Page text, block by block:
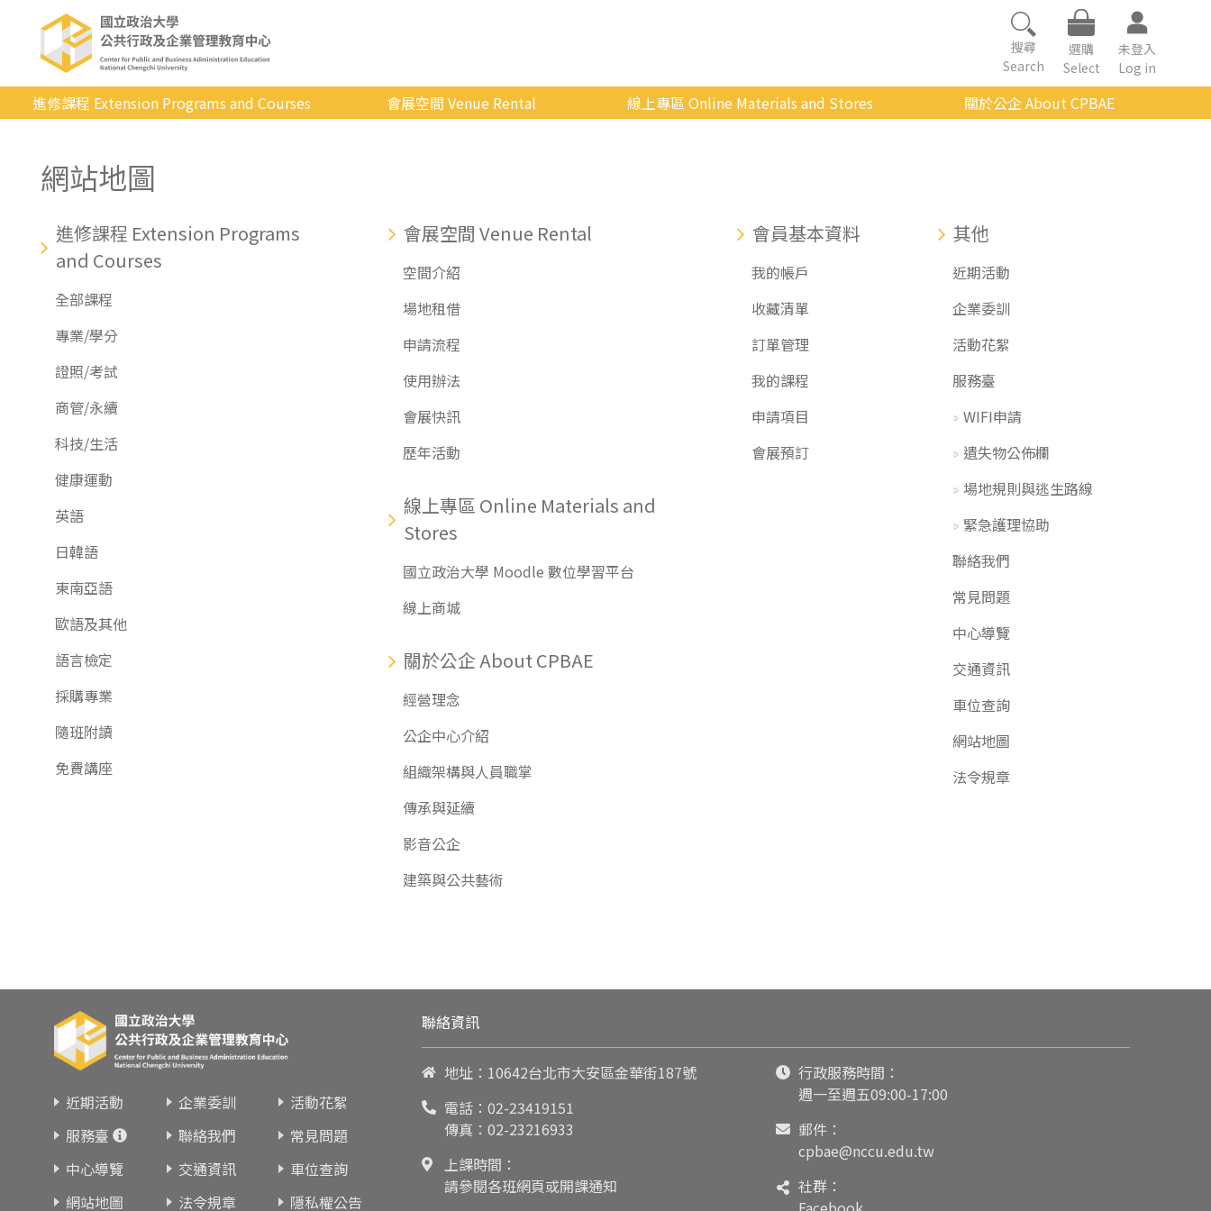
搜尋
Search
選購
Select
未登入
Log in
進修課程 Extension Programs and Courses
專業/學分
商管/永續
會展空間 Venue Rental
使用辦法
會展快訊
歷年活動
線上專區 Online Materials and Stores
關於公企 About CPBAE
建築與公共藝術
網站地圖
進修課程 Extension Programs
and Courses
全部課程
專業/學分
證照/考試
商管/永續
科技/生活
健康運動
英語
日韓語
東南亞語
歐語及其他
語言檢定
採購專業
隨班附讀
免費講座
會展空間 Venue Rental
空間介紹
場地租借
申請流程
使用辦法
會展快訊
歷年活動
線上專區 Online Materials and
Stores
國立政治大學 Moodle 數位學習平台
線上商城
關於公企 About CPBAE
經營理念
公企中心介紹
組織架構與人員職掌
傳承與延續
影音公企
建築與公共藝術
會員基本資料
我的帳戶
收藏清單
訂單管理
我的課程
申請項目
會展預訂
其他
近期活動
企業委訓
活動花絮
服務臺
WIFI申請
遺失物公佈欄
場地規則與逃生路線
緊急護理協助
聯絡我們
常見問題
中心導覽
交通資訊
車位查詢
網站地圖
法令規章
近期活動 企業委訓
活動花絮
服務臺
聯絡我們
常見問題
中心導覽
交通資訊
車位查詢
網站地圖
法令規章 隱私權公告
聯絡資訊
地址：10642台北市大安區金華街187號
電話： 02-23419151
傳真：02-23216933
上課時間：
請參閱各班網頁或開課通知
行政服務時間：
週一至週五09:00-17:00
郵件：
cpbae@nccu.edu.tw
社群：